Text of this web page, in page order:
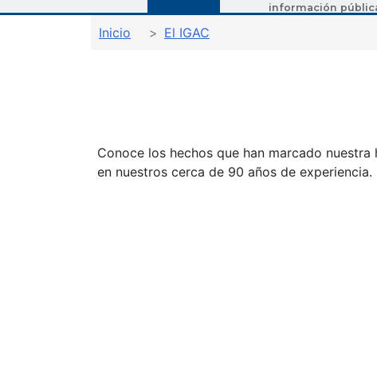
información
Sobrescribir enlaces de
Inicio El IGAC
Conoce los hechos que han marcado
en nuestros cerca de 90 años de experiencia.